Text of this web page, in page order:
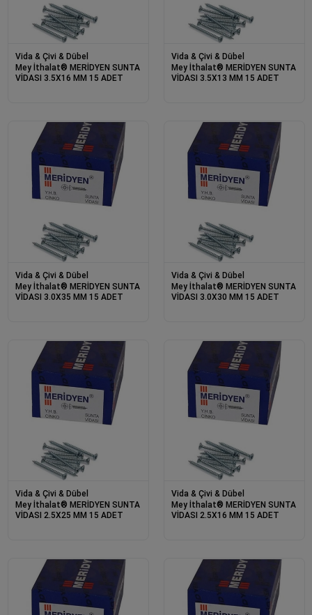
Vida & Çivi & Dübel
Mey İthalat® MERİDYEN SUNTA
VİDASI 3.5X16 MM 15 ADET
Vida & Çivi & Dübel
Mey İthalat® MERİDYEN SUNTA
VİDASI 3.5X13 MM 15 ADET
Vida & Çivi & Dübel
Mey İthalat® MERİDYEN SUNTA
VİDASI 3.0X35 MM 15 ADET
Vida & Çivi & Dübel
Mey İthalat® MERİDYEN SUNTA
VİDASI 3.0X30 MM 15 ADET
Vida & Çivi & Dübel
Mey İthalat® MERİDYEN SUNTA
VİDASI 2.5X25 MM 15 ADET
Vida & Çivi & Dübel
Mey İthalat® MERİDYEN SUNTA
VİDASI 2.5X16 MM 15 ADET